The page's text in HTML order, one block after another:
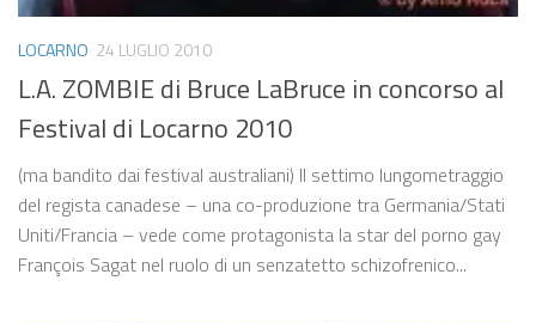
LOCARNO 24 LUGLIO 2010
L.A. ZOMBIE di Bruce LaBruce in concorso al
Festival di Locarno 2010
(ma bandito dai festival australiani) Il settimo lungometraggio
del regista canadese – una co-produzione tra Germania/Stati
Uniti/Francia – vede come protagonista la star del porno gay
François Sagat nel ruolo di un senzatetto schizofrenico...